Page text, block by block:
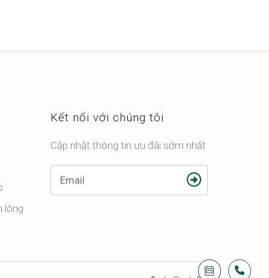
lông
Kết nối với chúng tôi
Cập nhật thông tin ưu đãi sớm nhất